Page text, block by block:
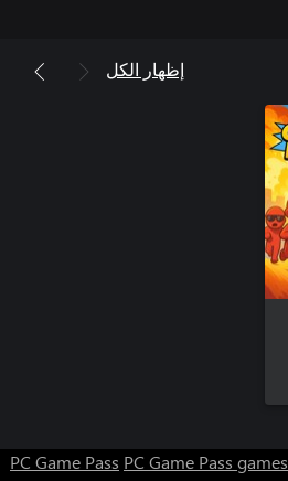
إظهار الكل
PC Game Pass PC Game Pass games